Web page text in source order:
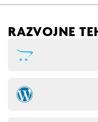
RAZVOJNE